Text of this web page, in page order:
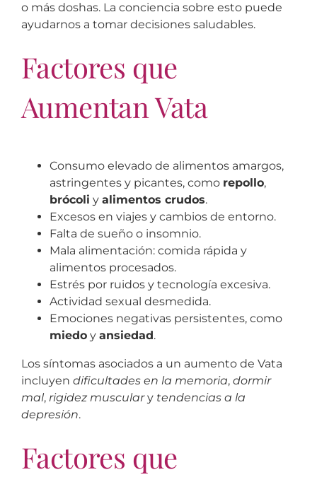
o más doshas. La conciencia sobre esto puede
ayudarnos a tomar decisiones saludables.
Factores que
Aumentan Vata
Consumo elevado de alimentos amargos,
astringentes y picantes, como repollo,
brócoli y alimentos crudos.
Excesos en viajes y cambios de entorno.
Falta de sueño o insomnio.
Mala alimentación: comida rápida y
alimentos procesados.
Estrés por ruidos y tecnología excesiva.
Actividad sexual desmedida.
Emociones negativas persistentes, como
miedoy ansiedad.
Los síntomas asociados a un aumento de Vata
incluyen dificultades en la memoria, dormir
mal, rigidez musculary tendencias a la
depresión.
Factores que